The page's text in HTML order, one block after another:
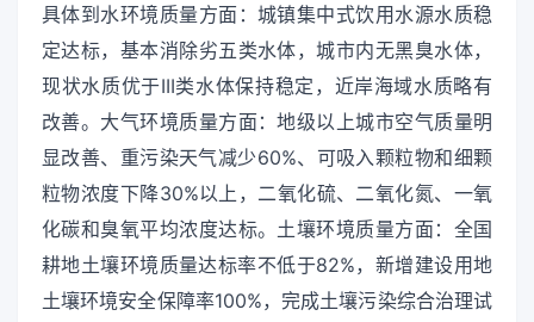
具体到水环境质量方面：城镇集中式饮用水源水质稳
定达标，基本消除劣五类水体，城市内无黑臭水体，
现状水质优于III类水体保持稳定，近岸海域水质略有
改善。大气环境质量方面：地级以上城市空气质量明
显改善、重污染天气减少60%、可吸入颗粒物和细颗
粒物浓度下降30%以上，二氧化硫、二氧化氮、一氧
化碳和臭氧平均浓度达标。土壤环境质量方面：全国
耕地土壤环境质量达标率不低于82%，新增建设用地
土壤环境安全保障率100%，完成土壤污染综合治理试